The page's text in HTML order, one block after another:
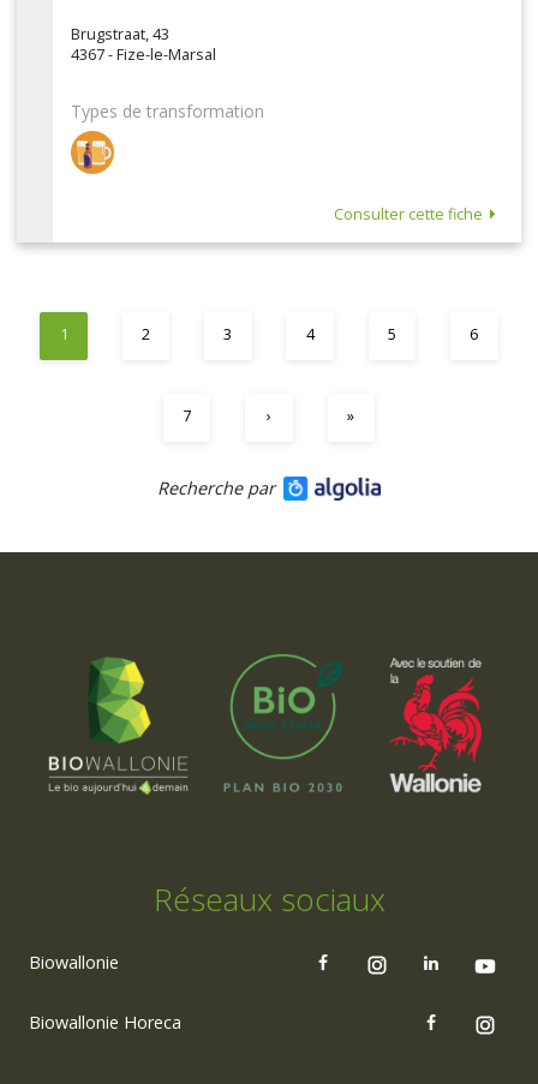
Brugstraat, 43
4367 - Fize-le-Marsal
Types de transformation
Consulter cette fiche
1 2 3 4 5 6
7 › »
Recherche par
Réseaux sociaux
Biowallonie
Biowallonie Horeca